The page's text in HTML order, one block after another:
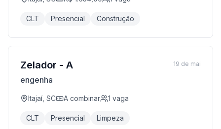
CLT Presencial Construção
Zelador - A
engenha
Itajaí, SC A combinar 1 vaga
CLT Presencial Limpeza
19 de mai